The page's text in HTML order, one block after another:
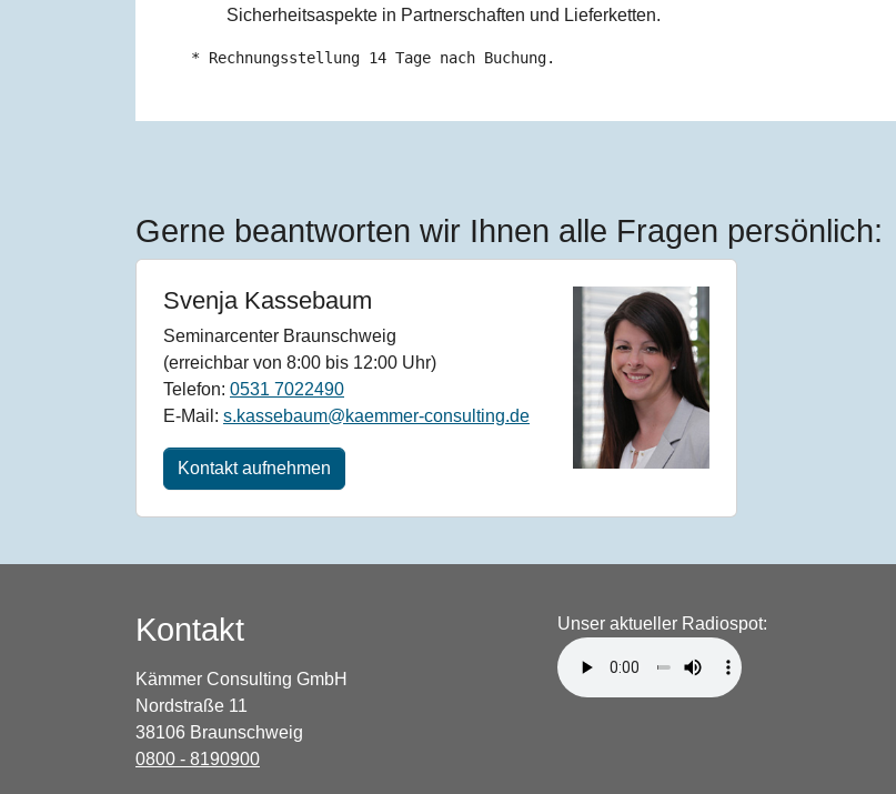
Sicherheitsaspekte in Partnerschaften und Lieferketten.
* Rechnungsstellung 14 Tage nach Buchung.
Gerne beantworten wir Ihnen alle Fragen persönlich:
Svenja Kassebaum
Seminarcenter Braunschweig
(erreichbar von 8:00 bis 12:00 Uhr)
Telefon: 0531 7022490
E-Mail: s.kassebaum@kaemmer-consulting.de
Kontakt aufnehmen
Kontakt
Kämmer Consulting GmbH
Nordstraße 11
38106 Braunschweig
0800 - 8190900
Unser aktueller Radiospot: